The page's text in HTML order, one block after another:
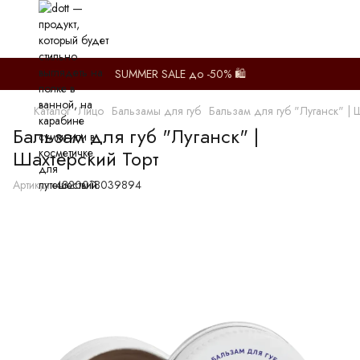
SUMMER SALE до -50% 🛍️
Каталог Лицо Бальзамы для губ Бальзам для губ "Луганск" |
Бальзам для губ "Луганск" |
Шахтерский Торт
Артикул:4820018039894